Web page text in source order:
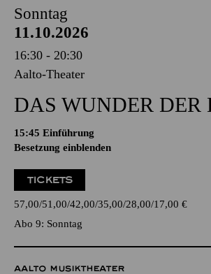
Sonntag
11.10.2026
16:30 - 20:30
Aalto-Theater
DAS WUNDER DER
15:45 Einführung
Besetzung einblenden
TICKETS
57,00 51,00 42,00 35,00 28,00 17,00 €
Abo 9: Sonntag
AALTO MUSIKTHEATER